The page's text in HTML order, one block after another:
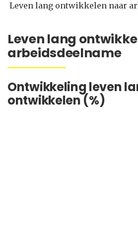
Leven lang ontwikkelen naar
Leven lang
arbeidsdeelname
Ontwikkeling leven
ontwikkelen (%)